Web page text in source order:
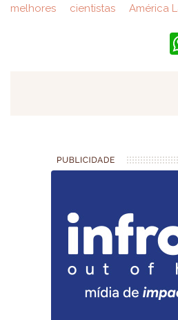
melhores
cientistas América